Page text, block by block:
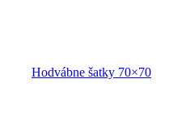
Hodvábne šatky 70×70